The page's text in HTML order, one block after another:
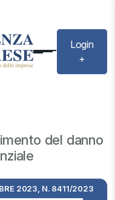
Login
+
del danno
2023, N. 8411/2023